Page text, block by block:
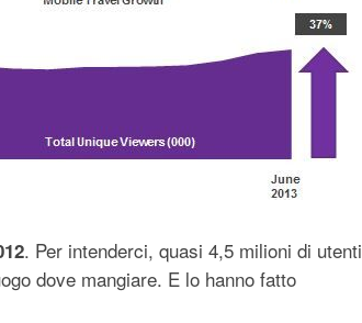
. Per intenderci, quasi 4,5 milioni di utenti
dove mangiare. E lo hanno fatto